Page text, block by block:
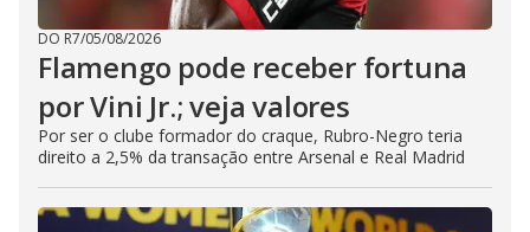
DO R7/05/08/2026
Flamengo pode receber fortuna
por Vini Jr.; veja valores
Por ser o clube formador do craque, Rubro-Negro teria
direito a 2,5% da transação entre Arsenal e Real Madrid